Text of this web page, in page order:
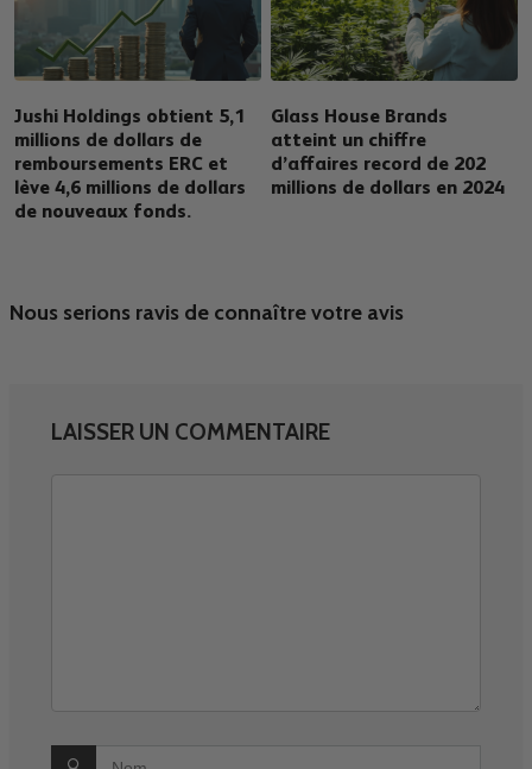
Jushi Holdings obtient 5,1
millions de dollars de
remboursements ERC et
lève 4,6 millions de dollars
de nouveaux fonds.
Glass House Brands
atteint un chiffre
d’affaires record de 202
millions de dollars en 2024
Nous serions ravis de connaître votre avis
LAISSER UN COMMENTAIRE